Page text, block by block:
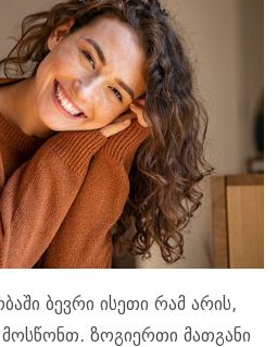
ბევრი ისეთი რამ არის,
მოსწონთ. ზოგიერთი მათგანი